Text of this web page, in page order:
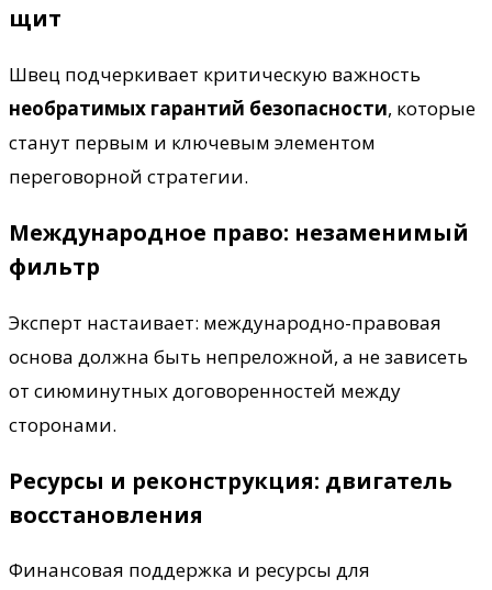
щит
Швец подчеркивает критическую важность
необратимых гарантий безопасности, которые
станут первым и ключевым элементом
переговорной стратегии.
Международное право: незаменимый
фильтр
Эксперт настаивает: международно-правовая
основа должна быть непреложной, а не зависеть
от сиюминутных договоренностей между
сторонами.
Ресурсы и реконструкция: двигатель
восстановления
Финансовая поддержка и ресурсы для